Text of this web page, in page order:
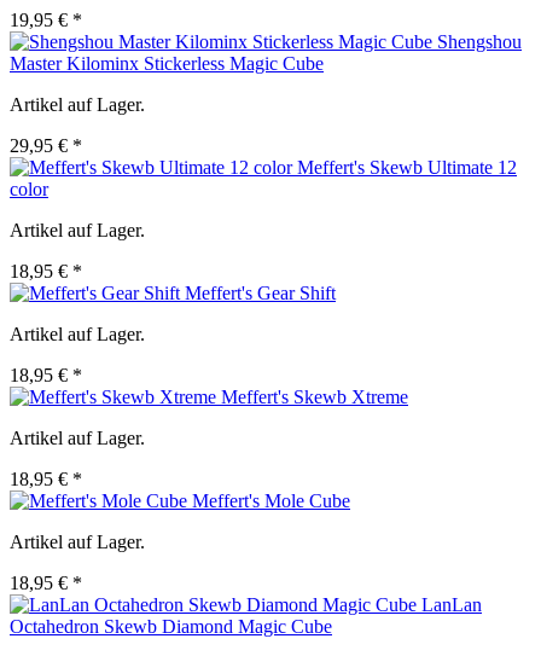
19,95 € *
Shengshou
Master Kilominx Stickerless Magic Cube
Artikel auf Lager.
29,95 € *
Meffert's Skewb Ultimate 12
color
Artikel auf Lager.
18,95 € *
Meffert's Gear Shift
Artikel auf Lager.
18,95 € *
Meffert's Skewb Xtreme
Artikel auf Lager.
18,95 € *
Meffert's Mole Cube
Artikel auf Lager.
18,95 € *
LanLan
Octahedron Skewb Diamond Magic Cube